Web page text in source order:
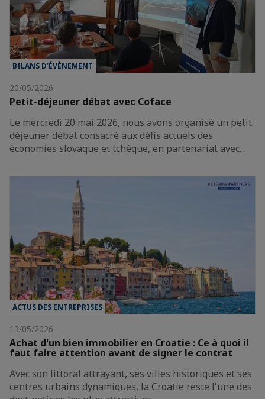
BILANS D’ÉVÈNEMENT
20/05/2026
Petit-déjeuner débat avec Coface
Le mercredi 20 mai 2026, nous avons organisé un petit
déjeuner débat consacré aux défis actuels des
économies slovaque et tchèque, en partenariat avec…
ACTUS DES ENTREPRISES
13/05/2026
Achat d'un bien immobilier en Croatie : Ce à quoi il
faut faire attention avant de signer le contrat
Avec son littoral attrayant, ses villes historiques et ses
centres urbains dynamiques, la Croatie reste l'une des